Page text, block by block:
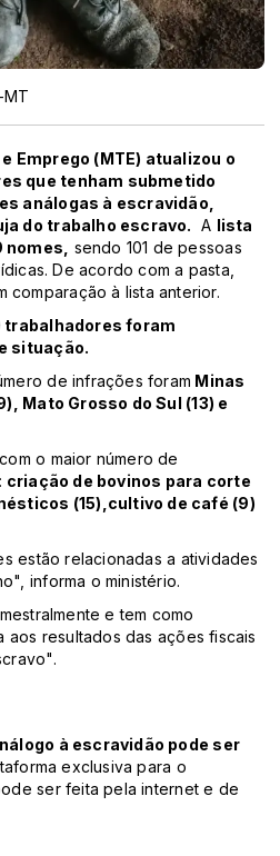
Emprego (MTE) atualizou o
que tenham submetido
análogas à escravidão,
do trabalho escravo. A lista
sendo 101 de pessoas
De acordo com a pasta,
comparação à lista anterior.
trabalhadores foram
situação.
de infrações foram Minas
Mato Grosso do Sul (13) e
o maior número de
criação de bovinos para corte
(15),cultivo de café (9)
estão relacionadas a atividades
informa o ministério.
e tem como
resultados das ações fiscais
à escravidão pode ser
exclusiva para o
ser feita pela internet e de